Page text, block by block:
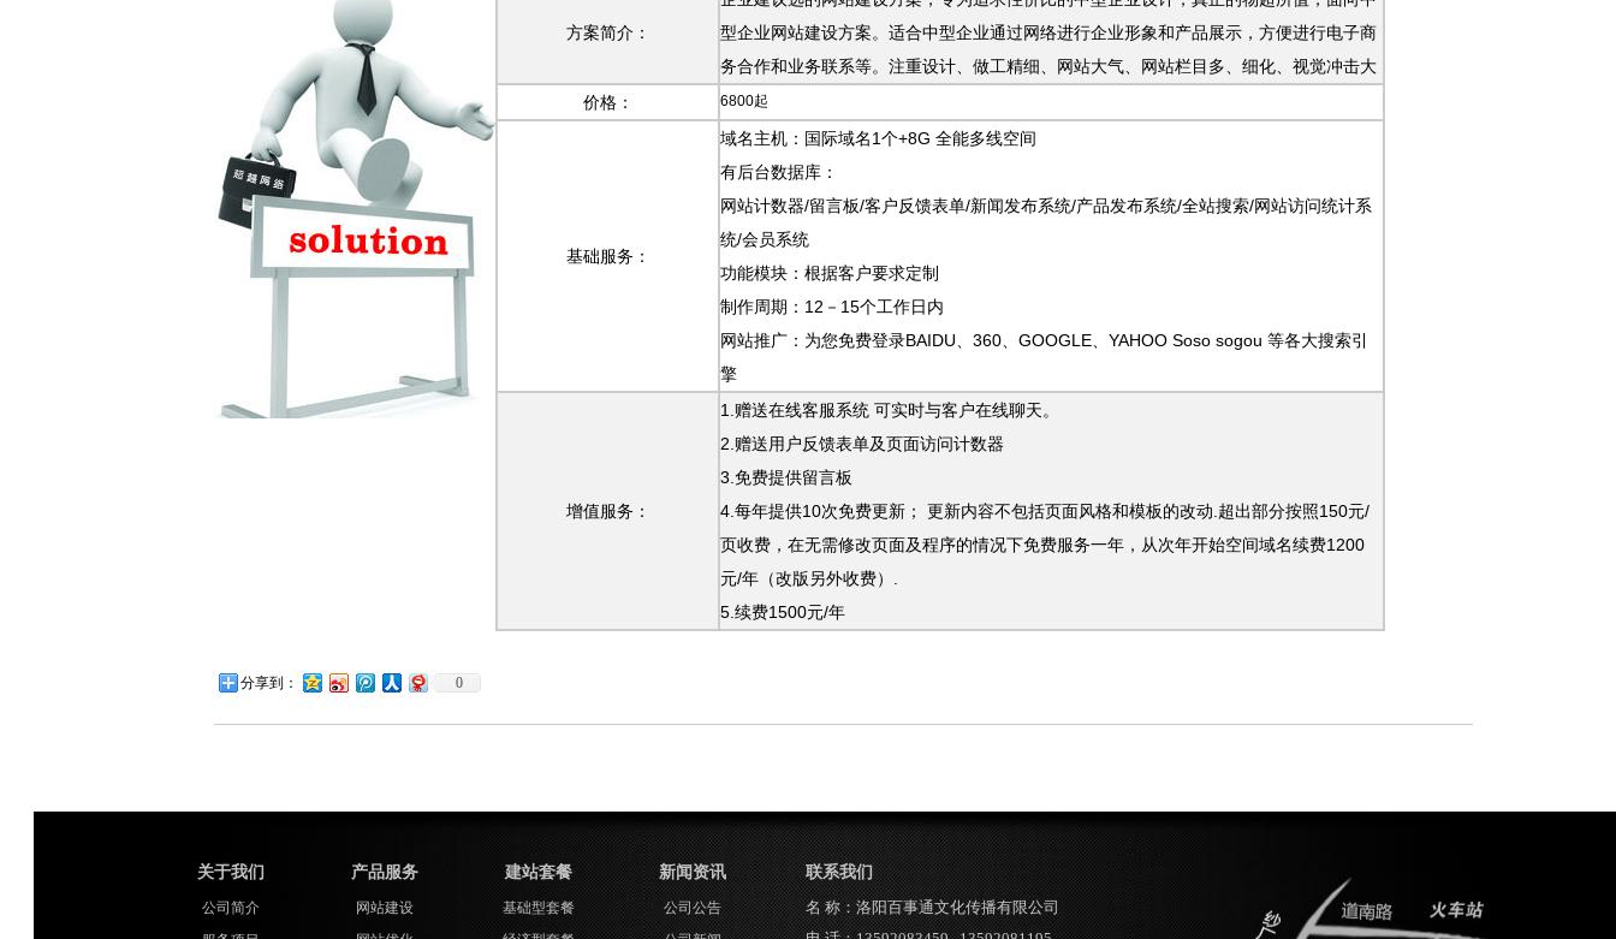
方案简介：
型企业网站建设方案。适合中型企业通过网络进行企业形象和产品展示，方便进行电子商
务合作和业务联系等。注重设计、做工精细、网站大气、网站栏目多、细化、视觉冲击大
价格：
6800起
基础服务：
域名主机：国际域名1个+8G 全能多线空间
有后台数据库：
网站计数器/留言板/客户反馈表单/新闻发布系统/产品发布系统/全站搜索/网站访问统计系
统/会员系统
功能模块：根据客户要求定制
制作周期：12－15个工作日内
网站推广：为您免费登录BAIDU、360、GOOGLE、YAHOO Soso sogou 等各大搜索引
增值服务：
1.赠送在线客服系统 可实时与客户在线聊天。
2.赠送用户反馈表单及页面访问计数器
3.免费提供留言板
4.每年提供10次免费更新； 更新内容不包括页面风格和模板的改动.超出部分按照150元/
页收费，在无需修改页面及程序的情况下免费服务一年，从次年开始空间域名续费1200
元/年（改版另外收费）.
5.续费1500元/年
分享到： 0
关于我们
公司简介
产品服务
网站建设
建站套餐
基础型套餐
新闻资讯
公司公告
联系我们
名 称：洛阳百事通文化传播有限公司